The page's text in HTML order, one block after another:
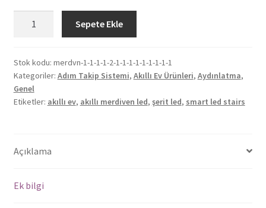
Basamak
Adım
Takip
Sistemi
Ev
Ledleri
Sepete Ekle
Stok kodu: merdvn-1-1-1-1-2-1-1-1-1-1-1-1-1-1
Kategoriler: Adım Takip Sistemi, Akıllı Ev Ürünleri, Aydınlatma,
Genel
Etiketler: akıllı ev, akıllı merdiven led, şerit led, smart led stairs
Açıklama
Ek bilgi